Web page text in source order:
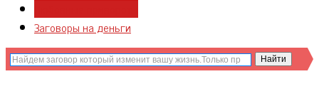
Заговоры на деньги